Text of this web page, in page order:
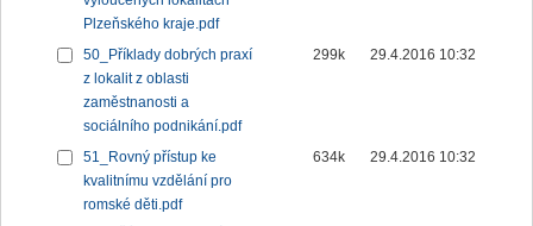
Plzeňského kraje.pdf
50_Příklady dobrých praxí
z lokalit z oblasti
zaměstnanosti a
sociálního podnikání.pdf
299k 29.4.2016 10:32
51_Rovný přístup ke
kvalitnímu vzdělání pro
romské děti.pdf
634k 29.4.2016 10:32